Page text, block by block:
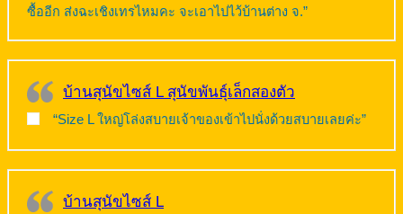
ซื้ออีก ส่งฉะเชิงเทรไหมคะ จะเอาไปไว้บ้านต่าง จ.”
บ้านสุนัขไซส์ L สุนัขพันธุ์เล็กสองตัว
“Size L ใหญ่โล่งสบายเจ้าของเข้าไปนั่งด้วยสบายเลยค่ะ”
บ้านสุนัขไซส์ L